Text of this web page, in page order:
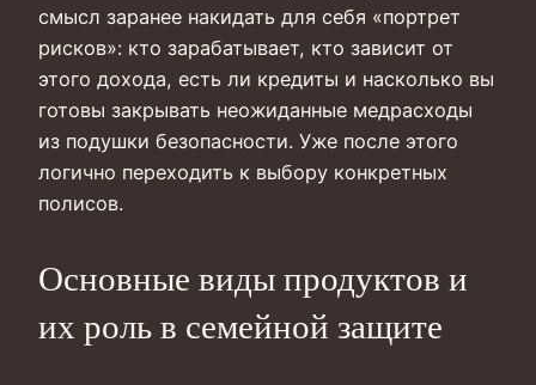
смысл заранее накидать для себя «портрет
рисков»: кто зарабатывает, кто зависит от
этого дохода, есть ли кредиты и насколько вы
готовы закрывать неожиданные медрасходы
из подушки безопасности. Уже после этого
логично переходить к выбору конкретных
полисов.
Основные виды продуктов и
их роль в семейной защите